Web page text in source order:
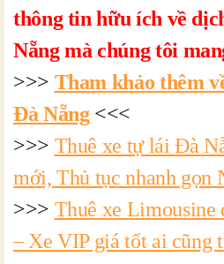
thông tin hữu ích về
Nẵng mà chúng tôi
>>> Tham khảo thêm
Đà Nẵng <<<
>>> Thuê xe tự lái Đà
mới, Thủ tục nhanh gọn
>>> Thuê xe
– Xe VIP giá tốt ai cũng